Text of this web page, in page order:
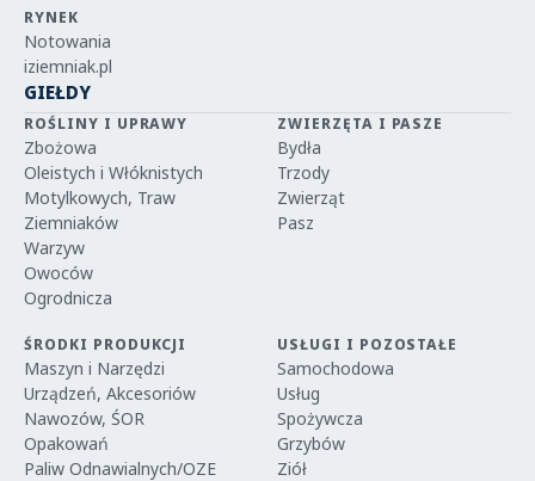
RYNEK
Notowania
iziemniak.pl
GIEŁDY
ROŚLINY I UPRAWY
Zbożowa
Oleistych i Włóknistych
Motylkowych, Traw
Ziemniaków
Warzyw
Owoców
Ogrodnicza
ZWIERZĘTA I PASZE
Bydła
Trzody
Zwierząt
Pasz
ŚRODKI PRODUKCJI
Maszyn i Narzędzi
Urządzeń, Akcesoriów
Nawozów, ŚOR
Opakowań
Paliw Odnawialnych/OZE
USŁUGI I POZOSTAŁE
Samochodowa
Usług
Spożywcza
Grzybów
Ziół